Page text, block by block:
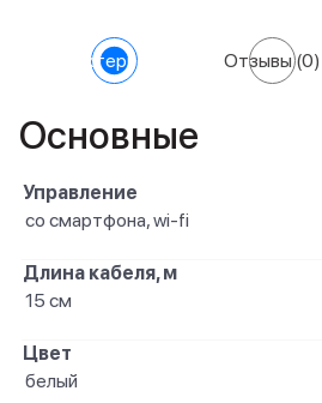
Характеристики Отзывы(0)
Основные
Управление
со смартфона, wi-fi
Длина кабеля, м
15 см
Цвет
белый